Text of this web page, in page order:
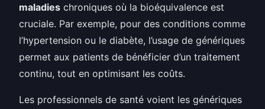
maladies chroniques où la bioéquivalence est
cruciale. Par exemple, pour des conditions comme
l’hypertension ou le diabète, l’usage de génériques
permet aux patients de bénéficier d’un traitement
continu, tout en optimisant les coûts.
Les professionnels de santé voient les génériques